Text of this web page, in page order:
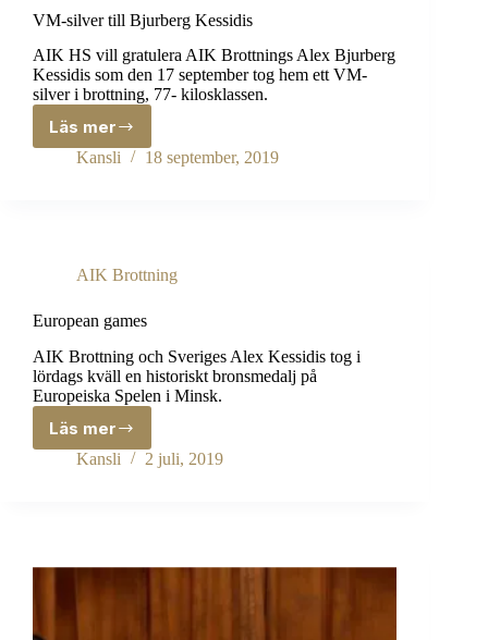
VM-silver till Bjurberg Kessidis
AIK HS vill gratulera AIK Brottnings Alex Bjurberg
Kessidis som den 17 september tog hem ett VM-
silver i brottning, 77- kilosklassen.
Läs mer
VM-
silver
Kansli 18 september, 2019
AIK Brottning
European games
AIK Brottning och Sveriges Alex Kessidis tog i
lördags kväll en historiskt bronsmedalj på
Europeiska Spelen i Minsk.
Läs merEuropean
games
Kansli 2 juli, 2019